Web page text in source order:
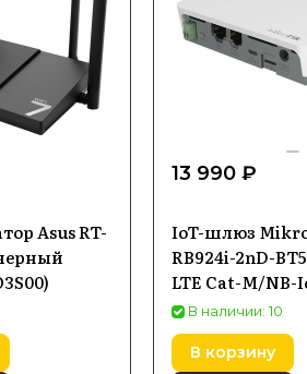
Asus RT-
13 990 ₽
IoT-шлюз
RB924i-2nD-
LTE Cat-M/NB-
Bluetooth, GPS,
В наличии: 10
В корзину